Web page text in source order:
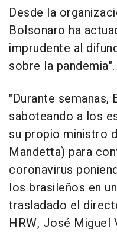
Desde la
Bolsonaro ha
imprudente al
sobre la pandemia".
"Durante semanas,
saboteando a los
su propio ministro
Mandetta) para
coronavirus
los brasileños en
trasladado el
HRW, José Miguel